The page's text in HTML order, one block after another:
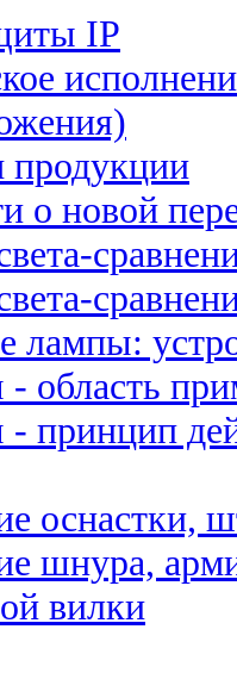
IP
продукции
о новой
лампы:
область
принцип
оснастки,
шнура,
вилки